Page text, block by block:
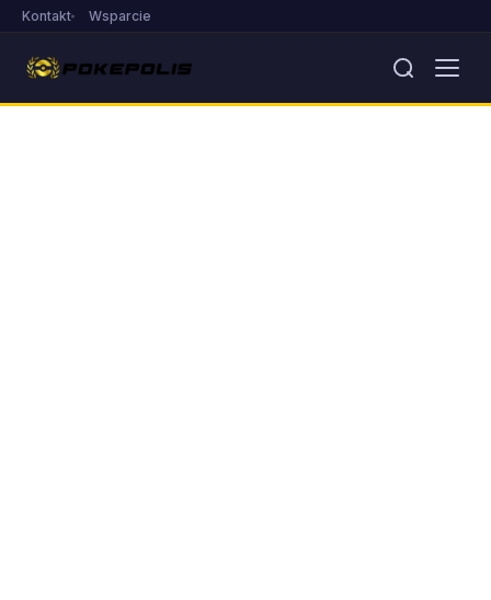
Kontakt Wsparcie